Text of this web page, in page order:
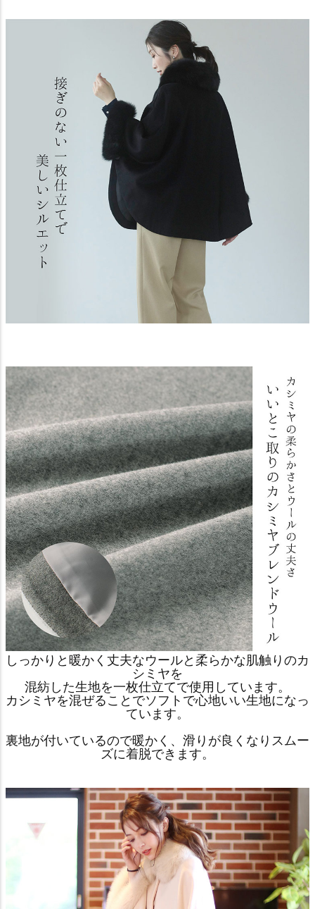
しっかりと暖かく丈夫なウールと柔らかな肌触りのカ
シミヤを
混紡した生地を一枚仕立てで使用しています。
カシミヤを混ぜることでソフトで心地いい生地になっ
ています。
裏地が付いているので暖かく、滑りが良くなりスムー
ズに着脱できます。